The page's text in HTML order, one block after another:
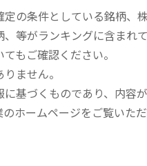
の条件としている銘柄、
等がランキングに含まれ
もご確認ください。
ません。
基づくものであり、内容
ホームページをご覧いた